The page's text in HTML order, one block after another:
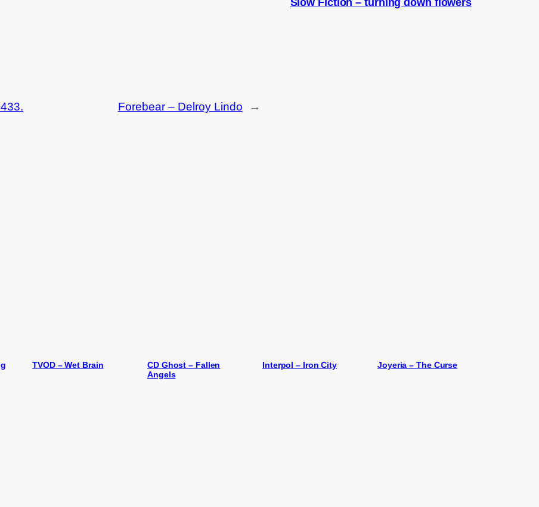
Forebear – Delroy Lindo →
Slow Fiction – turning down flowers
TVOD – Wet Brain
CD Ghost – Fallen
Angels
Interpol – Iron City Joyeria – The Curse